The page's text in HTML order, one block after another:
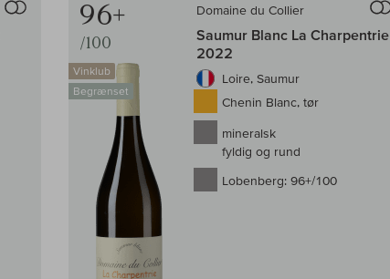
96+
/100
Vinklub
Begrænset
Domaine du Collier
Saumur Blanc La Charpentrie
2022
Loire, Saumur
Chenin Blanc, tør
mineralsk
fyldig og rund
Lobenberg: 96+/100